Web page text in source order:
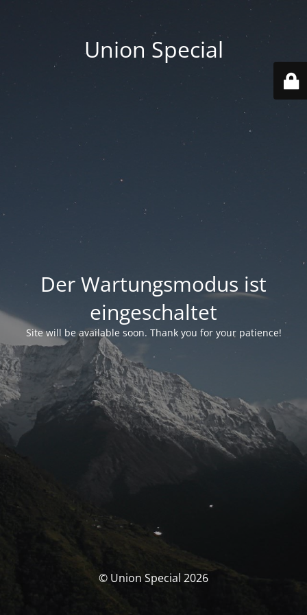
Union Special
Der Wartungsmodus ist
eingeschaltet
Site will be available soon. Thank you for your patience!
© Union Special 2026